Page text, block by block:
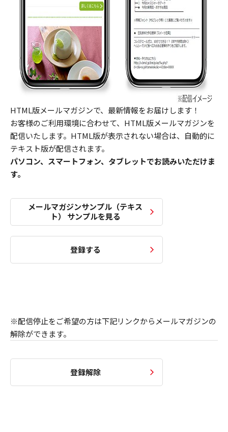
HTML版メールマガジンで、最新情報をお届けします！
お客様のご利用環境に合わせて、HTML版メールマガジンを
配信いたします。HTML版が表示されない場合は、自動的に
テキスト版が配信されます。
パソコン、スマートフォン、タブレットでお読みいただけま
す。
メールマガジンサンプル（テキス
ト） サンプルを見る
登録する
※配信停止をご希望の方は下記リンクからメールマガジンの
解除ができます。
登録解除